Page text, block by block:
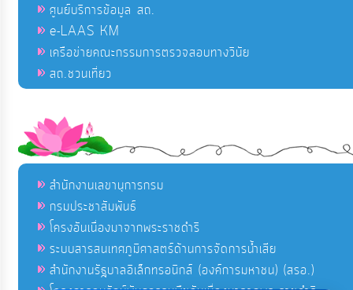
ศูนย์บริการข้อมูล สถ.
e-LAAS KM
เครือข่ายคณะกรรมการตรวจสอบทางวินัย
สถ.ชวนเที่ยว
สำนักงานเลขานุการกรม
กรมประชาสัมพันธ์
โครงอันเนื่องมาจากพระราชดำริ
ระบบสารสนเทศภูมิศาสตร์ด้านการจัดการน้ำเสีย
สำนักงานรัฐบาลอิเล็กทรอนิกส์ (องค์การมหาชน) (สรอ.)